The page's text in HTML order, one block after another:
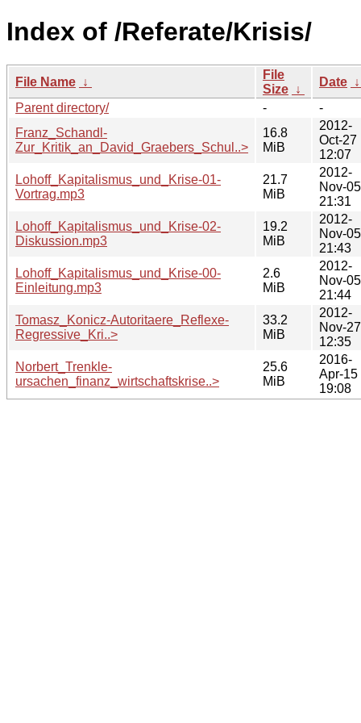
Index of /Referate/Krisis/
File Name ↓
File
Size ↓
Date
Parent directory/
-
-
Franz_Schandl-
Zur_Kritik_an_David_Graebers_Schul..>
16.8
MiB
2012-
Oct-27
12:07
Lohoff_Kapitalismus_und_Krise-01-
Vortrag.mp3
21.7
MiB
2012-
Nov-05
21:31
Lohoff_Kapitalismus_und_Krise-02-
Diskussion.mp3
19.2
MiB
2012-
Nov-05
21:43
Lohoff_Kapitalismus_und_Krise-00-
Einleitung.mp3
2.6
MiB
2012-
Nov-05
21:44
Tomasz_Konicz-Autoritaere_Reflexe-
Regressive_Kri..>
33.2
MiB
2012-
Nov-27
12:35
Norbert_Trenkle-
ursachen_finanz_wirtschaftskrise..>
25.6
MiB
2016-
Apr-15
19:08